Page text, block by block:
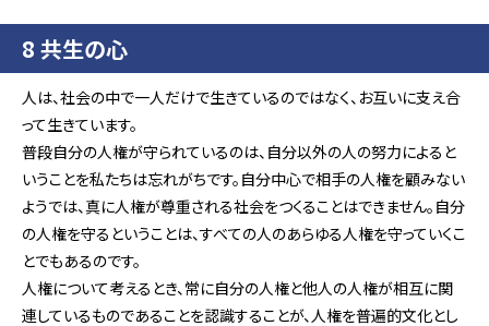
8 共生の心
人は、社会の中で一人だけで生きているのではなく、お互いに支え合
って生きています。
普段自分の人権が守られているのは、自分以外の人の努力によると
いうことを私たちは忘れがちです。自分中心で相手の人権を顧みない
ようでは、真に人権が尊重される社会をつくることはできません。自分
の人権を守るということは、すべての人のあらゆる人権を守っていくこ
とでもあるのです。
人権について考えるとき、常に自分の人権と他人の人権が相互に関
連しているものであることを認識することが、人権を普遍的文化とし